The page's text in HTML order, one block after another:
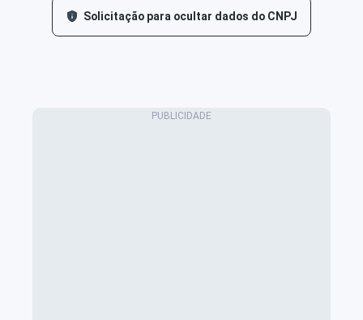
Solicitação para ocultar dados do CNPJ